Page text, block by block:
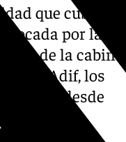
que cubre el
por las
bogiede la cabina
Adif, los
desde